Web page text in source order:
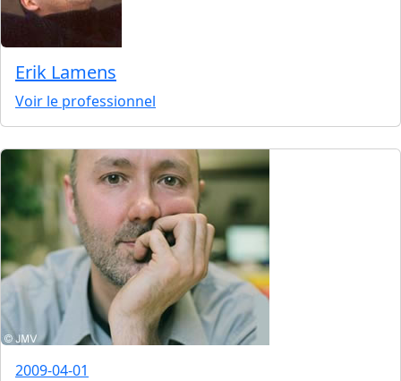
Erik Lamens
Voir le professionnel
2009-04-01